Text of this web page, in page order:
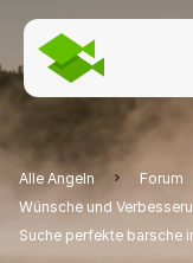
Alle Angeln
Forum
Wünsche und
Suche perfekte barsche